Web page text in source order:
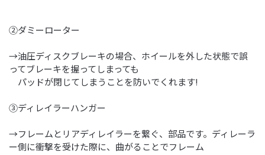
②ダミーローター
→油圧ディスクブレーキの場合、ホイールを外した状態で誤
ってブレーキを握ってしまっても
パッドが閉じてしまうことを防いでくれます!
③ディレイラーハンガー
→フレームとリアディレイラーを繋ぐ、部品です。ディレーラ
ー側に衝撃を受けた際に、曲がることでフレーム